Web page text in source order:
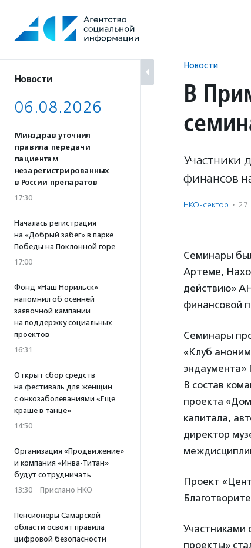
содержанию
Новости
06.08.2026
Минздрав уточнил
правила передачи
пациентам
незарегистрированных
в России препаратов
17:30
Началась регистрация
на «Добрый забег» в парке
Победы на Поклонной горе
17:00
Фонд «Наш Норильск»
напомнил об осенней
заявочной кампании
на поддержку социальных
проектов
16:31
Открыт сбор средств
на фестиваль для женщин
с онкозаболеваниями «Еще
краше в танце»
14:50
Организация «Продвижение»
и компания «Инва-Титан»
будут сотрудничать
13:30 · Прислано НКО
Пенсионеры Самарской
области освоят правила
цифровой безопасности
Новости
В
Участники
финансов
НКО-сектор ·
Семинары
Артеме,
действию»
финансовой
Семинары
«Клуб
эндаумента»
В состав
проекта
капитала,
директор
Проект
Участниками
проекты»